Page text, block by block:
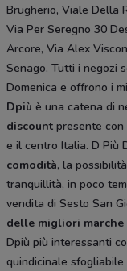
Brugherio, Viale Della
Via Per Seregno 30
Arcore, Via Alex
Senago. Tutti i negozi
Domenica e offrono i
Dpiù è una catena di
discount presente con
e il centro Italia. D Più
comodità, la
tranquillità, in poco
vendita di Sesto San
delle migliori marche
Dpiù più interessanti
quindicinale